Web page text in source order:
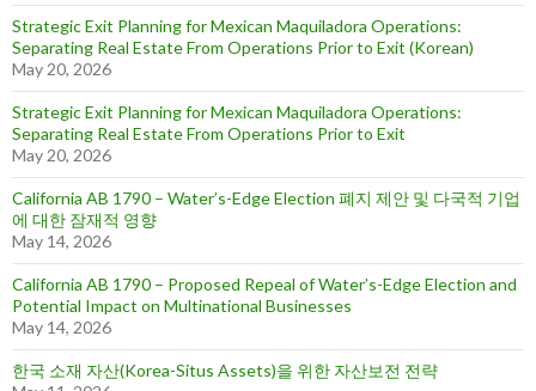
Strategic Exit Planning for Mexican Maquiladora Operations:
Separating Real Estate From Operations Prior to Exit (Korean)
May 20, 2026
Strategic Exit Planning for Mexican Maquiladora Operations:
Separating Real Estate From Operations Prior to Exit
May 20, 2026
California AB 1790 – Water’s-Edge Election 폐지 제안 및 다국적 기업
에 대한 잠재적 영향
May 14, 2026
California AB 1790 – Proposed Repeal of Water’s-Edge Election and
Potential Impact on Multinational Businesses
May 14, 2026
한국 소재 자산(Korea-Situs Assets)을 위한 자산보전 전략